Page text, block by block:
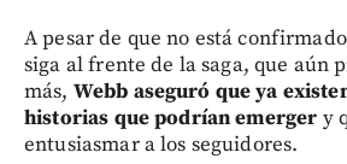
A pesar de que no está
siga al frente de la saga, que aún
más, Webb aseguró que ya
historias que podrían emerger y
entusiasmar a los seguidores.